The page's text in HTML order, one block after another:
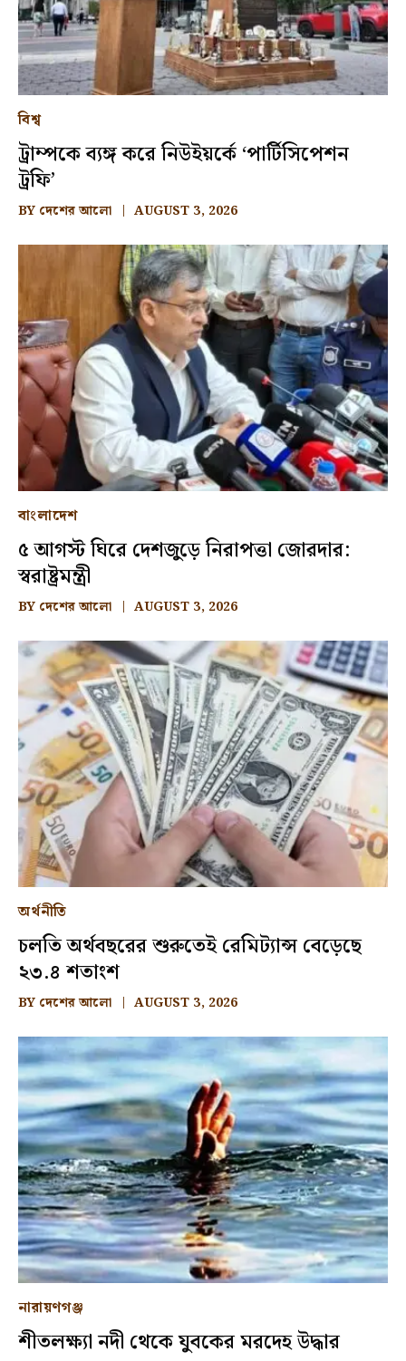
বিশ্ব
ট্রাম্পকে ব্যঙ্গ করে নিউইয়র্কে ‘পার্টিসিপেশন
ট্রফি’
BY দেশের আলো AUGUST 3, 2026
বাংলাদেশ
৫ আগস্ট ঘিরে দেশজুড়ে নিরাপত্তা জোরদার:
স্বরাষ্ট্রমন্ত্রী
BY দেশের আলো AUGUST 3, 2026
অর্থনীতি
চলতি অর্থবছরের শুরুতেই রেমিট্যান্স বেড়েছে
২৩.৪ শতাংশ
BY দেশের আলো AUGUST 3, 2026
নারায়ণগঞ্জ
শীতলক্ষ্যা নদী থেকে যুবকের মরদেহ উদ্ধার